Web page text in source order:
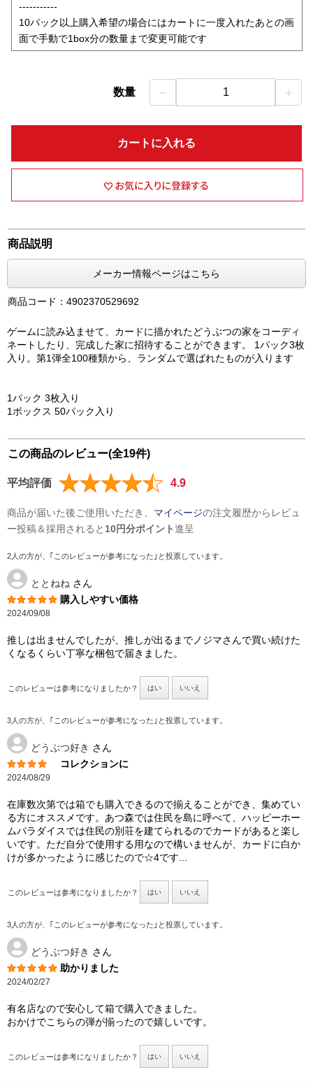
-----------
10パック以上購入希望の場合にはカートに一度入れたあとの画
面で手動で1box分の数量まで変更可能です
数量 － 1 ＋
カートに入れる
商品説明
メーカー情報ページはこちら
商品コード：4902370529692
ゲームに読み込ませて、カードに描かれたどうぶつの家をコーディ
ネートしたり、完成した家に招待することができます。 1パック3枚
入り。第1弾全100種類から、ランダムで選ばれたものが入ります
1パック 3枚入り
1ボックス 50パック入り
この商品のレビュー(全19件)
平均評価 4.9
商品が届いた後ご使用いただき、 マイページの注文履歴からレビュ
ー投稿＆採用されると 10円分ポイント進呈
2人の方が、｢このレビューが参考になった｣と投票しています。
ととねね さん
購入しやすい価格
2024/09/08
推しは出ませんでしたが、推しが出るまでノジマさんで買い続けた
くなるくらい丁寧な梱包で届きました。
このレビューは参考になりましたか？ はい いいえ
3人の方が、｢このレビューが参考になった｣と投票しています。
どうぶつ好き さん
コレクションに
2024/08/29
在庫数次第では箱でも購入できるので揃えることができ、集めてい
る方にオススメです。あつ森では住民を島に呼べて、ハッピーホー
ムパラダイスでは住民の別荘を建てられるのでカードがあると楽し
いです。ただ自分で使用する用なので構いませんが、カードに白か
けが多かったように感じたので☆4です...
このレビューは参考になりましたか？ はい いいえ
3人の方が、｢このレビューが参考になった｣と投票しています。
どうぶつ好き さん
助かりました
2024/02/27
有名店なので安心して箱で購入できました。
おかけでこちらの弾が揃ったので嬉しいです。
このレビューは参考になりましたか？ はい いいえ